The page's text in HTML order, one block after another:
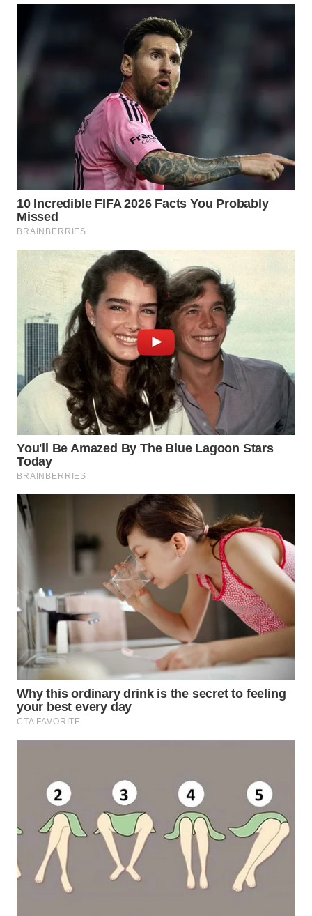
TENGAH
WN
PAKPAK
WN
KARAWANG
WN
BEKASI
WN
BOGOR
WN
DEPOK
WN
TAPANULI
UTARA
SAMOSIR
WN
SUMEDANG
WN
CIANJUR
WN
KEPULAUAN
TANGERANG
WN
BINJAI
WN
CIREBON